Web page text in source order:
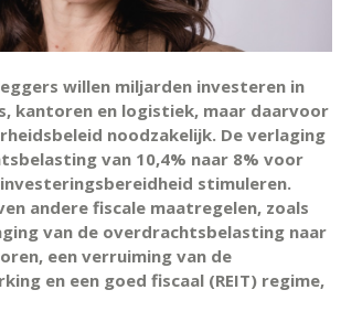
willen miljarden investeren in
kantoren en logistiek, maar daarvoor
noodzakelijk. De verlaging
van 10,4% naar 8% voor
stimuleren.
andere fiscale maatregelen, zoals
van de overdrachtsbelasting naar
een verruiming van de
en een goed fiscaal (REIT) regime,